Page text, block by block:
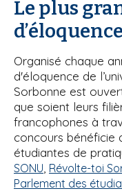
Le plus
Organisé chaque
d'éloquence de
Sorbonne est
que soient leurs
francophones à
concours bénéficie
étudiantes de
SONU Révolte-toi
Parlement des